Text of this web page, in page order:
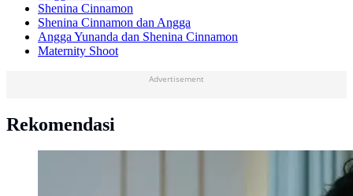
Shenina Cinnamon
Shenina Cinnamon dan Angga
Angga Yunanda dan Shenina Cinnamon
Maternity Shoot
Advertisement
Rekomendasi